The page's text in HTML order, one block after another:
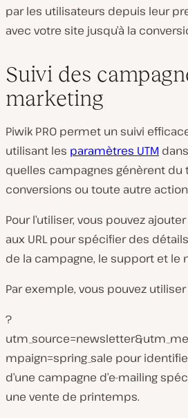
par les utilisateurs depuis leur
avec votre site jusqu’à la
Suivi des
marketing
Piwik PRO permet un suivi
utilisant les paramètres UTM
quelles campagnes génèrent du
conversions ou toute autre
Pour l’utiliser, vous pouvez
aux URL pour spécifier des
de la campagne, le support et le
Par exemple, vous pouvez utiliser
?
mpaign=spring_sale pour
d’une campagne d’e-mailing
une vente de printemps.